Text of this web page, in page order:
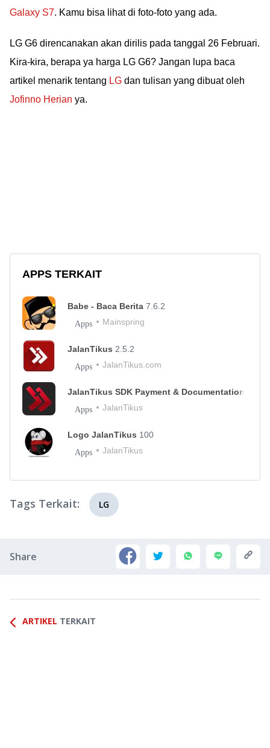
Galaxy S7. Kamu bisa lihat di foto-foto yang ada.
LG G6 direncanakan akan dirilis pada tanggal 26 Februari.
Kira-kira, berapa ya harga LG G6? Jangan lupa baca
artikel menarik tentang LG dan tulisan yang dibuat oleh
Jofinno Herian ya.
APPS TERKAIT
Babe - Baca Berita 7.6.2
Apps Mainspring
JalanTikus 2.5.2
Apps JalanTikus.com
JalanTikus SDK Payment & Documentation
Apps JalanTikus
Logo JalanTikus 100
Apps JalanTikus
Tags Terkait: LG
Share
ARTIKEL TERKAIT